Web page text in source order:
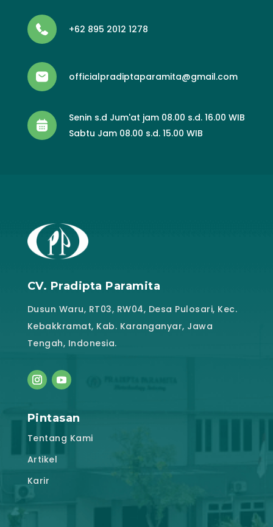
+62 895 2012 1278
officialpradiptaparamita@gmail.com
Senin s.d Jum'at jam 08.00 s.d. 16.00 WIB
Sabtu Jam 08.00 s.d. 15.00 WIB
CV. Pradipta Paramita
Dusun Waru, RT03, RW04, Desa Pulosari, Kec.
Kebakkramat, Kab. Karanganyar, Jawa
Tengah, Indonesia.
Pintasan
Tentang Kami
Artikel
Karir